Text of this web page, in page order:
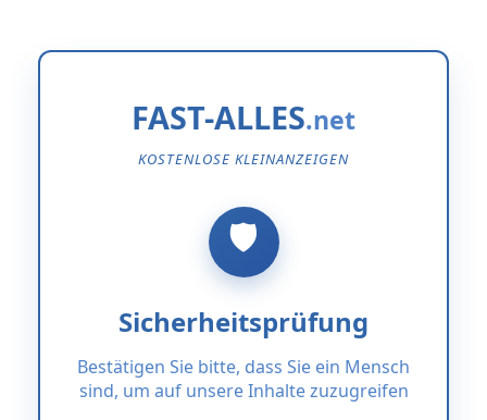
FAST-ALLES
KOSTENLOSE KLEINANZEIGEN
Sicherheitsprüfung
Bestätigen Sie bitte, dass Sie ein Mensch
sind, um auf unsere Inhalte zuzugreifen